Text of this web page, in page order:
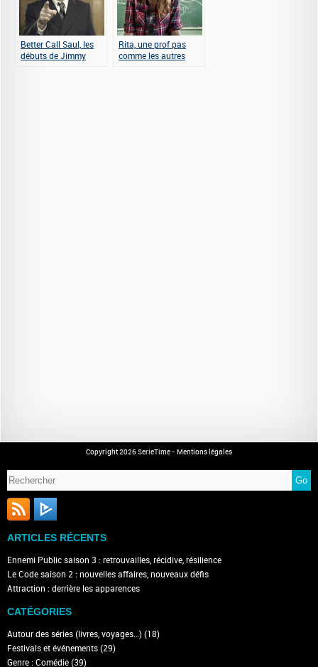
Better Call Saul, les
débuts de Jimmy
Rita, une prof pas
comme les autres
Copyright 2026 SerieTime - Mentions légales
ARTICLES RÉCENTS
Ennemi Public saison 3 : retrouvailles, récidive, résilience
Le Code saison 2 : nouvelles affaires, nouveaux défis
Attraction : derrière les apparences
CATÉGORIES
Autour des séries (livres, voyages…) (18)
Festivals et événements (29)
Genre : Comédie (39)